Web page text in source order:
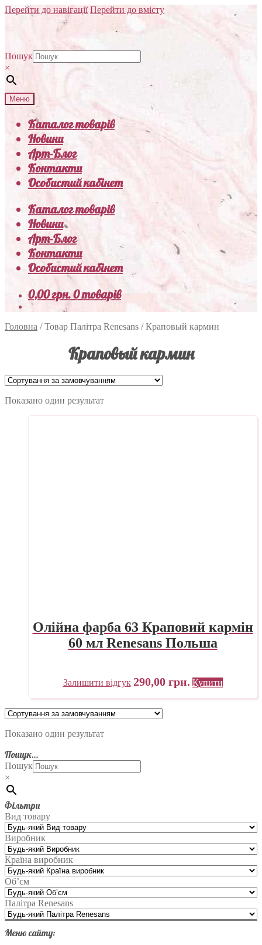
Перейти до навігації Перейти до вмісту
Пошук
×
Меню
Каталог товарів
Новини
Арт-Блог
Контакти
Особистий кабінет
Каталог товарів
Новини
Арт-Блог
Контакти
Особистий кабінет
0,00грн.0 товарів
Головна /Товар Палітра Renesans /Краповый кармин
Краповый кармин
Показано один результат
Олійна фарба 63 Краповий кармін
60 мл Renesans Польша
Залишити відгук 290,00 грн. Купити
Показано один результат
Пошук…
Пошук
×
Фільтри
Вид товару
Виробник
Країна виробник
Об’єм
Палітра Renesans
Меню сайту: